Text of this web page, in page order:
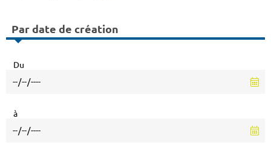
Par date de création
Du
à